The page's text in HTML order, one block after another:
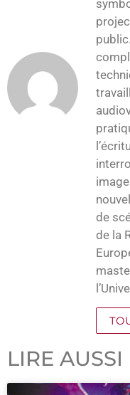
de
de la
LIRE AUSSI